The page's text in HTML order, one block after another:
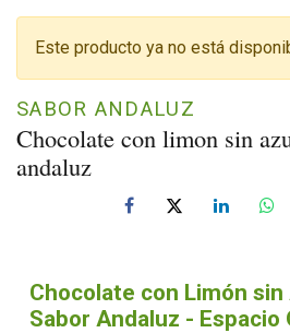
Chocolate con limon sin
andaluz
SABOR ANDALUZ
Este producto ya no está
Chocolate con Limón
Sabor Andaluz - Espacio